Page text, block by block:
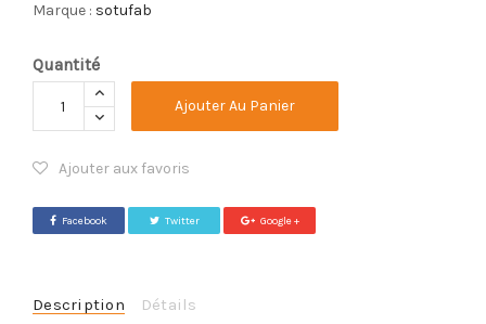
Marque : sotufab
Quantité
Ajouter Au Panier
Ajouter aux favoris
Facebook Twitter Google +
Description Détails